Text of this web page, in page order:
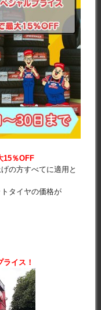
15％OFF
の方すべてに適用と
タイヤの価格が
イス！